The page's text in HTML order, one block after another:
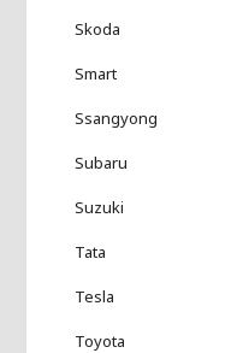
Skoda
Smart
Ssangyong
Subaru
Suzuki
Tata
Tesla
Toyota